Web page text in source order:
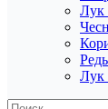
Лук
Лук